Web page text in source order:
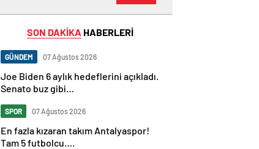
SON DAKİKA HABERLERİ
GÜNDEM 07 Ağustos 2026
Joe Biden 6 aylık hedeflerini açıkladı.
Senato buz gibi…
SPOR 07 Ağustos 2026
En fazla kızaran takım Antalyaspor!
Tam 5 futbolcu….